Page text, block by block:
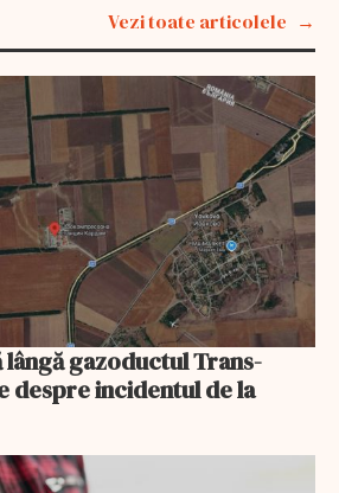
Vezi toate articolele
gazoductul Trans-
despre incidentul de la